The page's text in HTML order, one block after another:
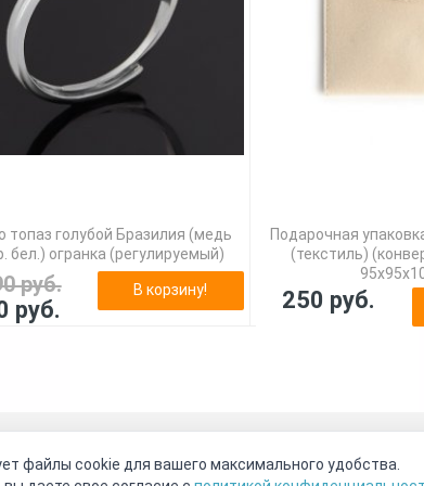
топаз голубой Бразилия (медь
бел.) огранка (регулируемый)
руб.
руб.
В корзину!
Подарочная
(текстиль)
250 руб.
Видео о камнях
СОУТ Телеграм Max
файлы cookie для вашего максимального удобства.